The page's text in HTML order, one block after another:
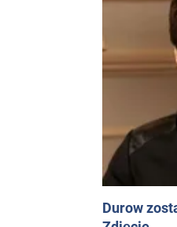
Durow